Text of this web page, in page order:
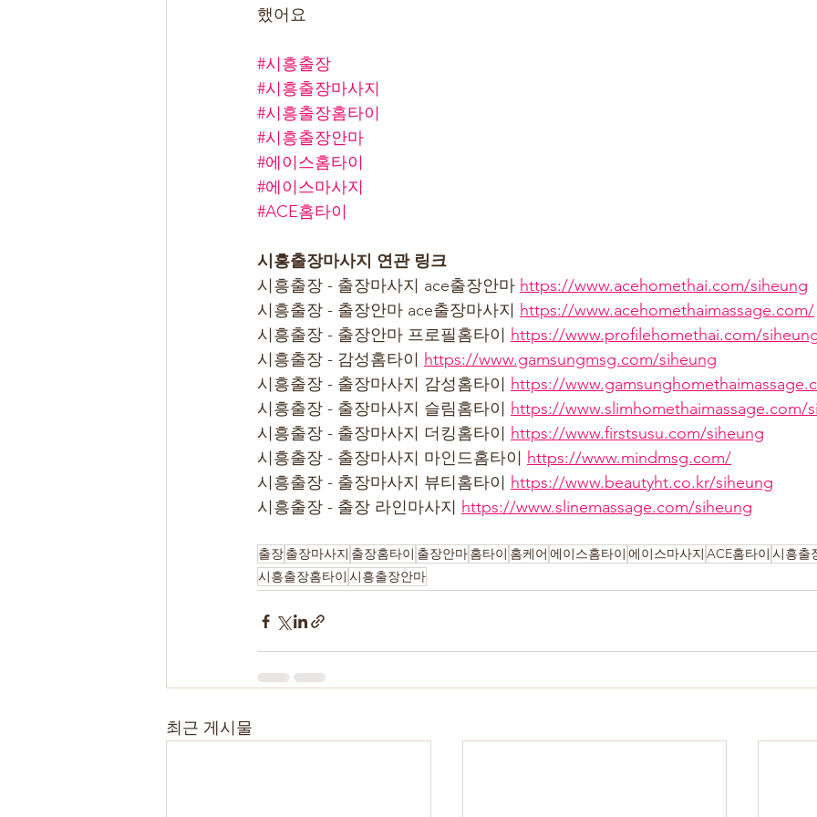
했어요
#시흥출장
#시흥출장마사지
#시흥출장홈타이
#시흥출장안마
#에이스홈타이
#에이스마사지
#ACE홈타이
시흥출장마사지 연관 링크
시흥출장 - 출장마사지 ace출장안마 https://www.acehomethai.com/siheung
시흥출장 - 출장안마 ace출장마사지 https://www.acehomethaimassage.com/
시흥출장 - 출장안마 프로필홈타이 https://www.profilehomethai.com/
시흥출장 - 감성홈타이 https://www.gamsungmsg.com/siheung
시흥출장 - 출장마사지 감성홈타이 https://
시흥출장 - 출장마사지 슬림홈타이 https://www.slimhomethaimassage.com/
시흥출장 - 출장마사지 더킹홈타이 https://www.firstsusu.com/siheung
시흥출장 - 출장마사지 마인드홈타이 https://www.mindmsg.com/
시흥출장 - 출장마사지 뷰티홈타이 https://www.beautyht.co.kr/siheung
시흥출장 - 출장 라인마사지 https://www.slinemassage.com/siheung
출장출장마사지 출장홈타이 출장안마홈타이 홈케어 에이스홈타이 에이스마사지 ACE홈타이 시흥출
시흥출장홈타이 시흥출장안마
최근 게시물